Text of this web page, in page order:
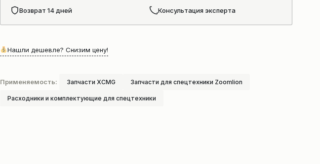
Xcmg,
Zoomlion
Возврат 14 дней
Консультация эксперта
Нашли дешевле? Снизим цену!
Применяемость: Запчасти XCMG Запчасти для спецтехники Zoomlion
Расходники и комплектующие для спецтехники